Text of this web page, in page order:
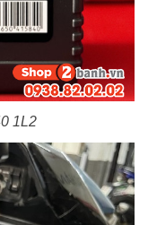
1L2